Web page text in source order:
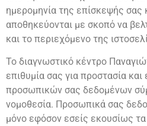
ημερομηνία της επίσκεψής σας
αποθηκεύονται με σκοπό να
και το περιεχόμενο της
Το διαγνωστικό κέντρο
επιθυμία σας για προστασία
προσωπικών σας δεδομένων
νομοθεσία. Προσωπικά σας
μόνο εφόσον εσείς εκουσίως